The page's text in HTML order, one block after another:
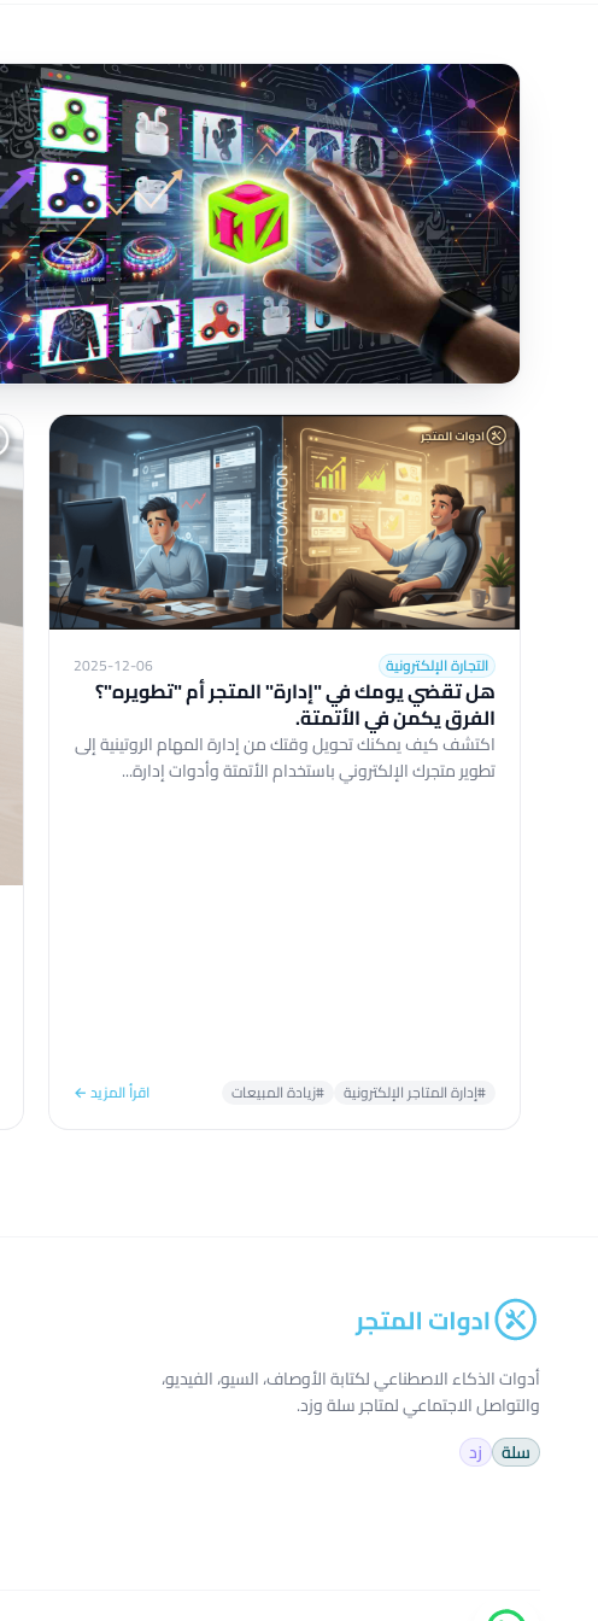
التجارة الإلكترونية 2025-12-06
هل تقضي يومك في "إدارة" المتجر أم "تطويره"؟
الفرق يكمن في الأتمتة.
اكتشف كيف يمكنك تحويل وقتك من إدارة المهام الروتينية إلى
تطوير متجرك الإلكتروني باستخدام الأتمتة وأدوات إدارة...
#إدارة المتاجر الإلكترونية #زيادة المبيعات اقرأ المزيد ←
أدوات الذكاء الاصطناعي لكتابة الأوصاف، السيو، الفيديو،
والتواصل الاجتماعي لمتاجر سلة وزد.
سلة
زد